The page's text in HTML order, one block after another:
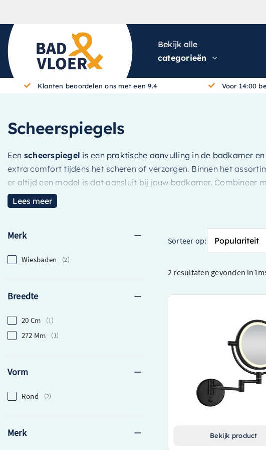
Bekijk alle
categorieën
Klanten beoordelen ons met een 9.4 Voor 14:00
Scheerspiegels
Een scheerspiegel is een praktische aanvulling in de badkamer
extra comfort tijdens het scheren of verzorgen. Binnen het
er altijd een model is dat aansluit bij jouw badkamer. Combineer
Lees meer
Merk
Wiesbaden 2
Breedte
20 Cm 1
272 Mm 1
Vorm
Rond 2
Merk
Sorteer op:
2 resultaten gevonden in1
Stijlvolle en functionele
Hoogwaardige LED-verlichting
Strak en modern design in mat
Bekijk product